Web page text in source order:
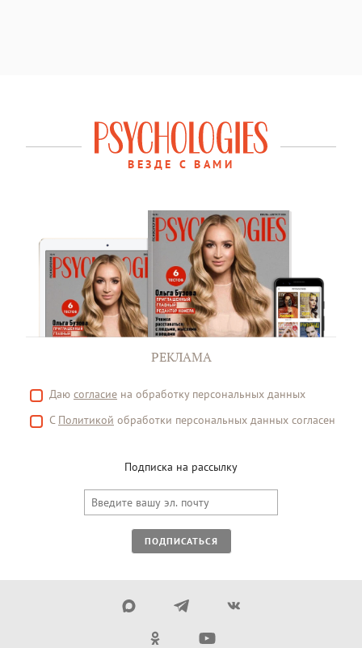
ВЕЗДЕ С ВАМИ
РЕКЛАМА
Даю согласие на обработку персональных данных
С Политикой обработки персональных данных согласен
Подписка на рассылку
ПОДПИСАТЬСЯ